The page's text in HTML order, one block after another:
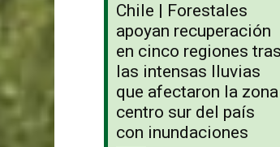
Chile | Forestales
apoyan recuperación
en cinco regiones tras
las intensas lluvias
que afectaron la zona
centro sur del país
con inundaciones